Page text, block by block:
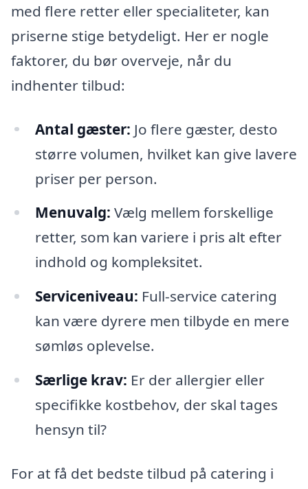
med flere retter eller specialiteter, kan
priserne stige betydeligt. Her er nogle
faktorer, du bør overveje, når du
indhenter tilbud:
Antal gæster: Jo flere gæster, desto
større volumen, hvilket kan give lavere
priser per person.
Menuvalg: Vælg mellem forskellige
retter, som kan variere i pris alt efter
indhold og kompleksitet.
Serviceniveau: Full-service catering
kan være dyrere men tilbyde en mere
sømløs oplevelse.
Særlige krav: Er der allergier eller
specifikke kostbehov, der skal tages
hensyn til?
For at få det bedste tilbud på catering i